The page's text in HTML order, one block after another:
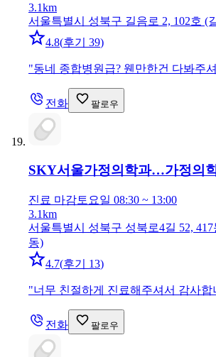
3.1km
서울특별시 성북구 길음로 2, 102호 (
4.8(후기 39)
"동네 종합병원급? 웬만한건 다봐주
전화 팔로우
SKY서울가정의학과…가정의
진료 마감토요일 08:30 ~ 13:00
3.1km
서울특별시 성북구 성북로4길 52,
동)
4.7(후기 13)
"너무 친절하게 진료해주셔서 감사합
전화 팔로우